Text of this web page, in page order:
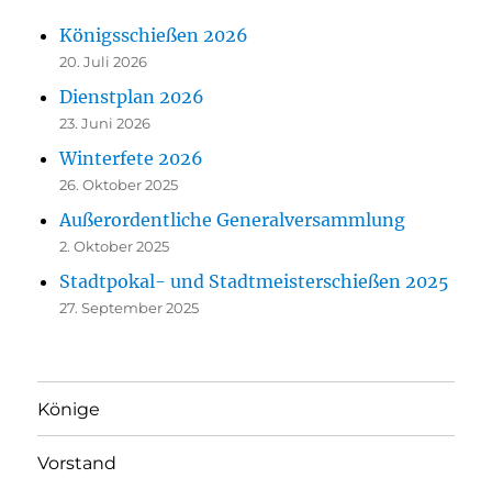
Königsschießen 2026
20. Juli 2026
Dienstplan 2026
23. Juni 2026
Winterfete 2026
26. Oktober 2025
Außerordentliche Generalversammlung
2. Oktober 2025
Stadtpokal- und Stadtmeisterschießen 2025
27. September 2025
Könige
Vorstand